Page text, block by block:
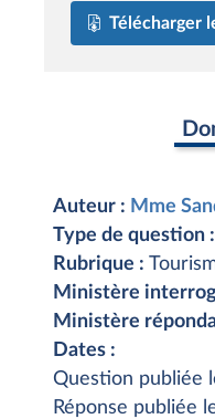
Télécharger
Auteur : Mme
Type de question :
Rubrique :
Ministère
Ministère
Dates :
Question publiée
Réponse publiée